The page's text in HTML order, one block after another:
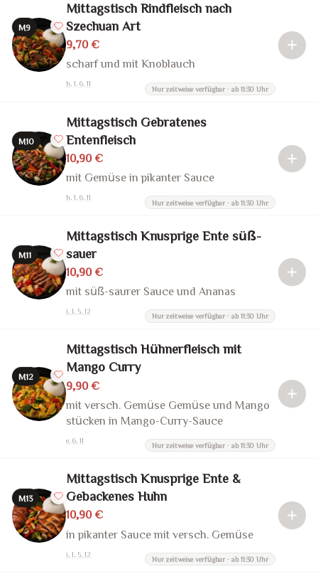
M9
Mittagstisch Rindfleisch nach
Szechuan Art
9,70 €
scharf und mit Knoblauch
h, 1, 6, 11
Nur zeitweise verfügbar · ab 11:30 Uhr
M10
Mittagstisch Gebratenes
Entenfleisch
10,90 €
mit Gemüse in pikanter Sauce
h, 1, 6, 11
Nur zeitweise verfügbar · ab 11:30 Uhr
M11
Mittagstisch Knusprige Ente süß-
sauer
10,90 €
mit süß-saurer Sauce und Ananas
i, 1, 5, 12
Nur zeitweise verfügbar · ab 11:30 Uhr
M12
Mittagstisch Hühnerfleisch mit
Mango Curry
9,90 €
mit versch. Gemüse Gemüse und Mango
stücken in Mango-Curry-Sauce
e, 6, 11
Nur zeitweise verfügbar · ab 11:30 Uhr
M13
Mittagstisch Knusprige Ente &
Gebackenes Huhn
10,90 €
in pikanter Sauce mit versch. Gemüse
i, 1, 5, 12
Nur zeitweise verfügbar · ab 11:30 Uhr